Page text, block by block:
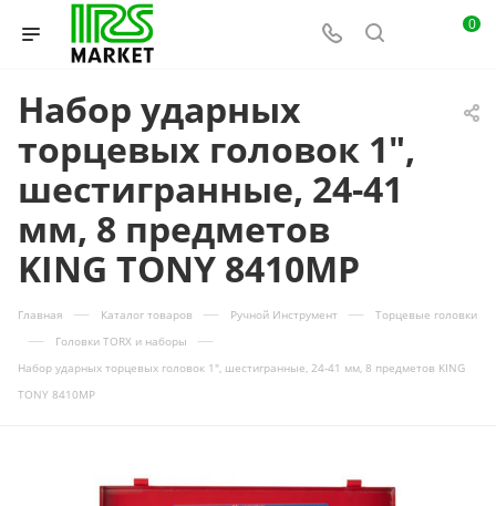
0
Набор ударных
торцевых головок 1",
шестигранные, 24-41
мм, 8 предметов
KING TONY 8410MP
Главная — Каталог товаров — Ручной Инструмент — Торцевые головки
— Головки TORX и наборы —
Набор ударных торцевых головок 1", шестигранные, 24-41 мм, 8 предметов KING
TONY 8410MP